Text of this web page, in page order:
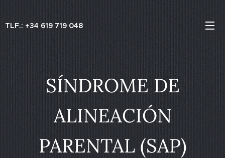
TLF.: +34 619 719 048
SÍNDROME DE
ALINEACIÓN
PARENTAL (SAP)